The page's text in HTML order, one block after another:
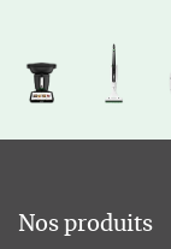
Nos produits